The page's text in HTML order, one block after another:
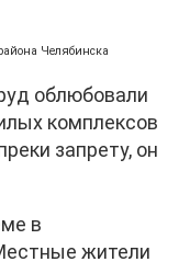
Челябинска
облюбовали
комплексов
запрету, он
в
жители